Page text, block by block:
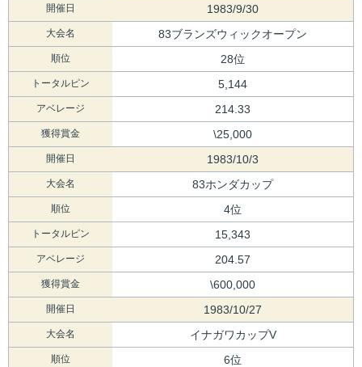
開催日 1983/9/30
大会名 83ブランズウィックオープン
順位 28位
トータルピン 5,144
アベレージ 214.33
獲得賞金 \25,000
開催日 1983/10/3
大会名 83ホンダカップ
順位 4位
トータルピン 15,343
アベレージ 204.57
獲得賞金 \600,000
開催日 1983/10/27
大会名 イナガワカップV
順位 6位